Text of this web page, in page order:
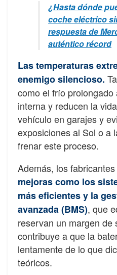
¿Hasta dónde
coche eléctrico
respuesta de
auténtico récord
Las temperaturas
enemigo silencioso.
como el frío
interna y reducen la
vehículo en garajes y
exposiciones al Sol o a
frenar este proceso.
Además, los
mejoras como los
más eficientes y la
avanzada (BMS), que
reservan un margen de
contribuye a que la
lentamente de lo que
teóricos.